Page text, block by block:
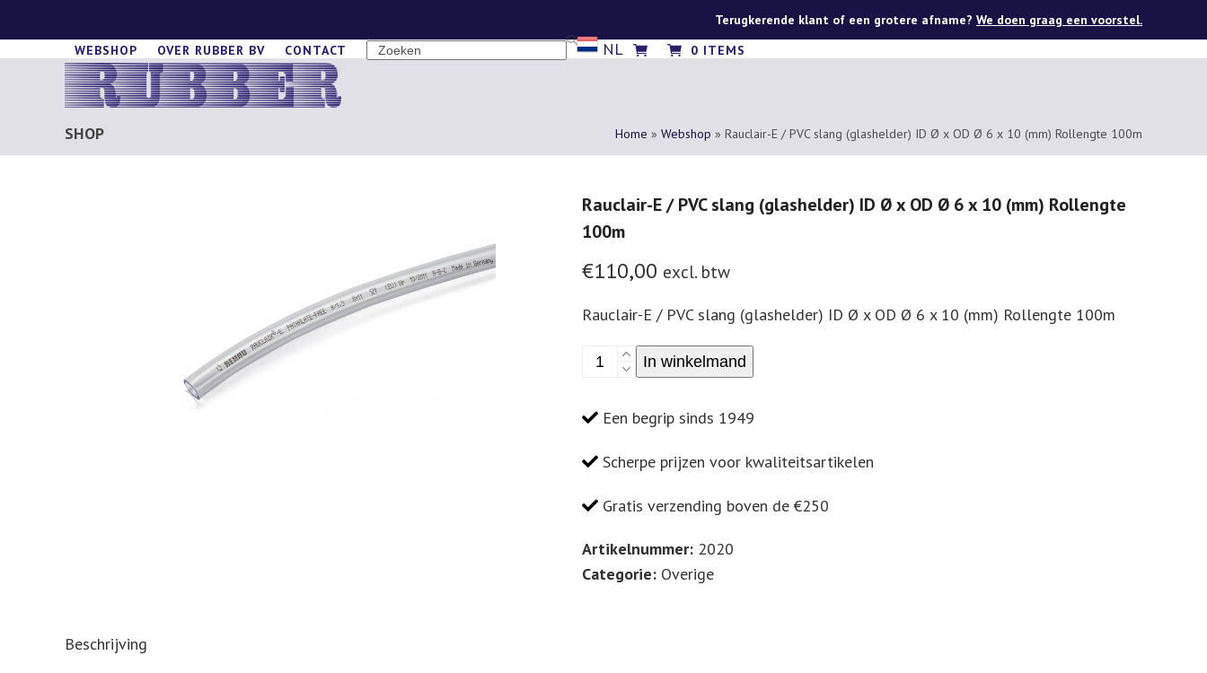
to
content
Terugkerende klant of een grotere afname? We doen graag een voorstel.
WEBSHOP
OVER RUBBER BV CONTACT SEARCH NL 0 ITEMS
SHOP Home » Webshop » Rauclair-E / PVC slang (glashelder) ID Ø x OD Ø 6 x 10 (mm) Rollengte 100m
Rauclair-E / PVC slang (glashelder) ID Ø x OD Ø 6 x 10 (mm) Rollengte
100m
€110,00 excl. btw
Rauclair-E / PVC slang (glashelder) ID Ø x OD Ø 6 x 10 (mm) Rollengte 100m
Rauclair-
slang
ID
x
OD
In winkelmand
Een begrip sinds 1949
Scherpe prijzen voor kwaliteitsartikelen
Gratis verzending boven de €250
Artikelnummer: 2020
Categorie: Overige
Beschrijving